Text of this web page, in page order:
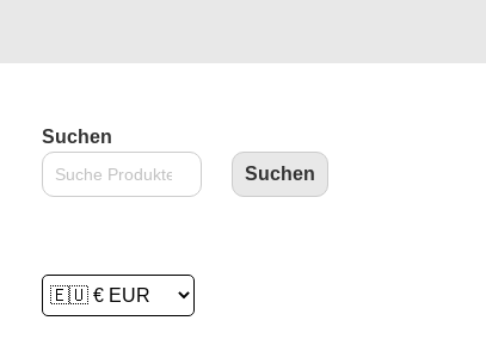
Suchen
Suchen